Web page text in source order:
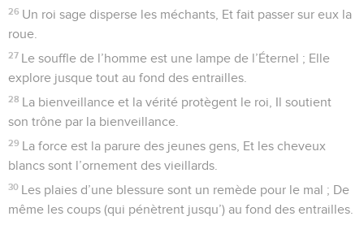
26 Un roi sage disperse les méchants, Et fait passer sur eux la
roue.
27 Le souffle de l’homme est une lampe de l’Éternel ; Elle
explore jusque tout au fond des entrailles.
28 La bienveillance et la vérité protègent le roi, Il soutient
son trône par la bienveillance.
29 La force est la parure des jeunes gens, Et les cheveux
blancs sont l’ornement des vieillards.
30 Les plaies d’une blessure sont un remède pour le mal ; De
même les coups (qui pénètrent jusqu’) au fond des entrailles.